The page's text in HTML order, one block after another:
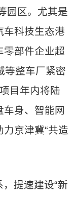
园区。尤其是
车科技生态港
零部件企业超
等整车厂紧密
目年内将陆
身、智能网
京津冀“共造
提速建设“新